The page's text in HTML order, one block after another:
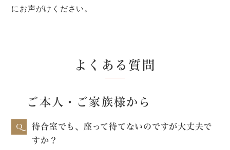
にお声がけください。
よくある質問
ご本人・ご家族様から
Q
待合室でも、座って待てないのですが大丈夫で
すか？